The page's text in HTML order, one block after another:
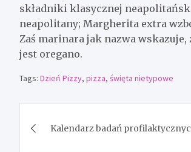
składniki klasycznej
neapolitany; Margherita extra
Zaś marinara jak nazwa
jest oregano.
Tags: Dzień Pizzy, pizza, święta nietypowe
wpisu
Kalendarz badań